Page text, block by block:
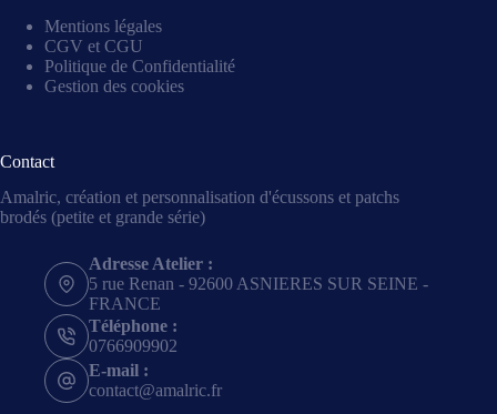
Mentions légales
CGV et CGU
Politique de Confidentialité
Gestion des cookies
Contact
Amalric, création et personnalisation d'écussons et patchs
brodés (petite et grande série)
Adresse Atelier :
5 rue Renan - 92600 ASNIERES SUR SEINE -
FRANCE
Téléphone :
0766909902
E-mail :
contact@amalric.fr